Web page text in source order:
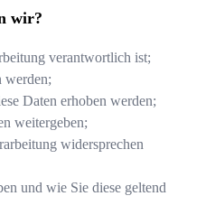
wir?
verantwortlich ist;
werden;
Daten erhoben werden;
weitergeben;
widersprechen
und wie Sie diese geltend